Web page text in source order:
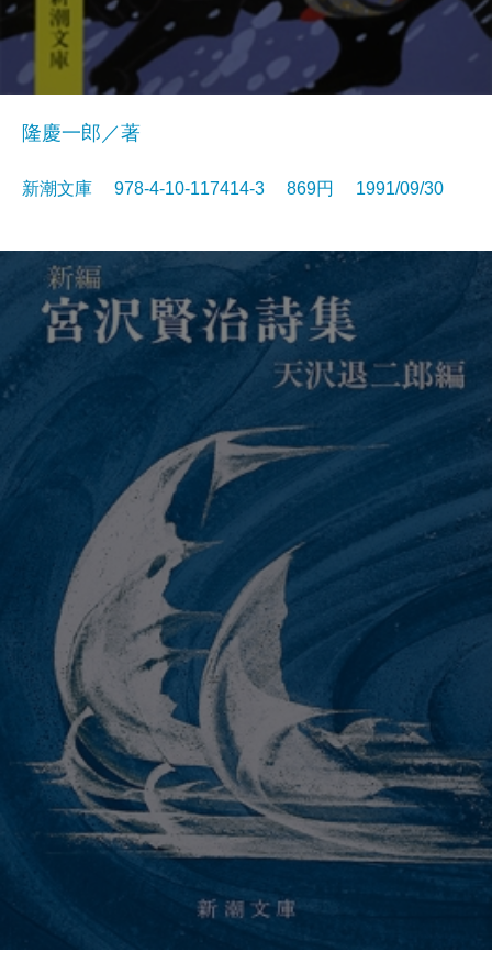
隆慶一郎／著
新潮文庫 978-4-10-117414-3 869円 1991/09/30